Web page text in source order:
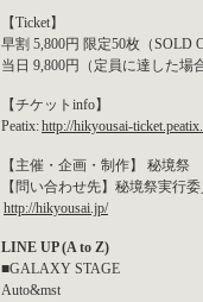
【Ticket】
早割 5,800円 限定50枚（
当日 9,800円（定員に達した場
【チケットinfo】
Peatix:http://hikyousai-
【主催・企画・制作】 秘境祭
【問い合わせ先】秘境祭実行
http://hikyousai.jp/
LINE UP (A to Z)
■GALAXY STAGE
Auto&mst